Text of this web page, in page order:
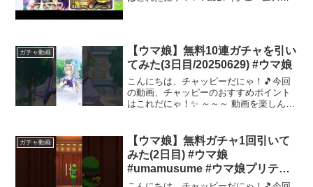
ガチャ動画
【ウマ娘】無料10連ガチャを引い
てみた(3日目/20250629) #ウマ娘
こんにちは、チャッピーだにゃ！🎵今回
の動画、チャッピーのおすすめポイント
はこれだにゃ！✨ ～～～ 動画を楽しんだ
ガチャ動画
【ウマ娘】無料ガチャ1回引いて
みた(2日目) #ウマ娘
#umamusume #ウマ娘プリティ
ーダービー